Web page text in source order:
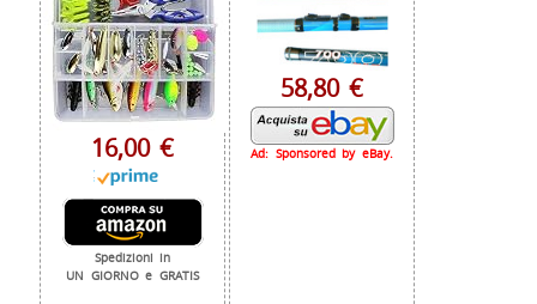
16,00 €
Spedizioni in
UN GIORNO e GRATIS
58,80 €
Ad: Sponsored by eBay.